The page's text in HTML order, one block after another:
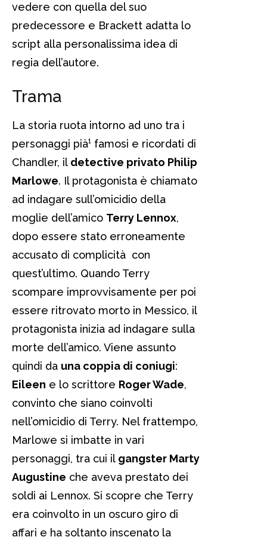
vedere con quella del suo
predecessore e Brackett adatta lo
script alla personalissima idea di
regia dell’autore.
Trama
La storia ruota intorno ad uno tra i
personaggi pià¹ famosi e ricordati di
Chandler, il detective privato Philip
Marlowe. Il protagonista è chiamato
ad indagare sull’omicidio della
moglie dell’amico Terry Lennox,
dopo essere stato erroneamente
accusato di complicità con
quest’ultimo. Quando Terry
scompare improvvisamente per poi
essere ritrovato morto in Messico, il
protagonista inizia ad indagare sulla
morte dell’amico. Viene assunto
quindi da una coppia di coniugi:
Eileen e lo scrittore Roger Wade,
convinto che siano coinvolti
nell’omicidio di Terry. Nel frattempo,
Marlowe si imbatte in vari
personaggi, tra cui il gangster Marty
Augustine che aveva prestato dei
soldi ai Lennox. Si scopre che Terry
era coinvolto in un oscuro giro di
affari e ha soltanto inscenato la